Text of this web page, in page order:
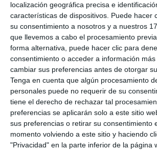
localización geográfica precisa e
características de dispositivos. Puede hacer
su consentimiento a nosotros y a nuestros
que llevemos a cabo el procesamiento
forma alternativa, puede hacer clic para
consentimiento o acceder a información
cambiar sus preferencias antes de otorgar
Tenga en cuenta que algún procesamiento
personales puede no requerir de su
tiene el derecho de rechazar tal
preferencias se aplicarán solo a este sitio
sus preferencias o retirar su consentimiento
momento volviendo a este sitio y haciendo
"Privacidad" en la parte inferior de la página